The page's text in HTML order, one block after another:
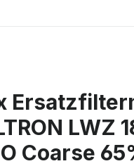
LWZ
Coarse